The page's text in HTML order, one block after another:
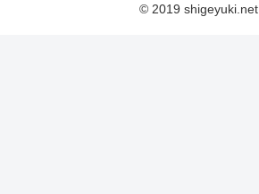
© 2019 shigeyuki.net.